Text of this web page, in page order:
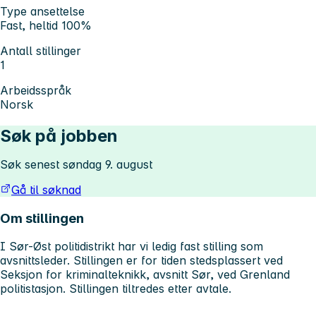
Type ansettelse
Fast, heltid 100%
Antall stillinger
1
Arbeidsspråk
Norsk
Søk på jobben
Søk senest søndag 9. august
Gå til søknad
Om stillingen
I Sør-Øst politidistrikt har vi ledig fast stilling som
avsnittsleder. Stillingen er for tiden stedsplassert ved
Seksjon for kriminalteknikk, avsnitt Sør, ved Grenland
politistasjon. Stillingen tiltredes etter avtale.